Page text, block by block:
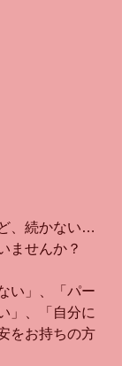
、続かない…
ませんか？
い」、「パー
」、「自分に
をお持ちの方